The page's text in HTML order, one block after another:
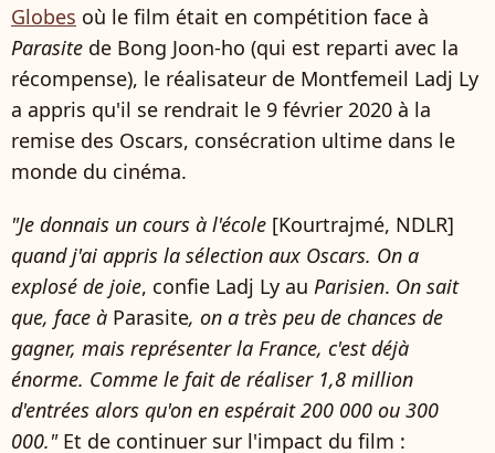
Globes où le film était en compétition face à
Parasite de Bong Joon-ho (qui est reparti avec la
récompense), le réalisateur de Montfemeil Ladj Ly
a appris qu'il se rendrait le 9 février 2020 à la
remise des Oscars, consécration ultime dans le
monde du cinéma.
"Je donnais un cours à l'école [Kourtrajmé, NDLR]
quand j'ai appris la sélection aux Oscars. On a
explosé de joie, confie Ladj Ly au Parisien. On sait
que, face à Parasite, on a très peu de chances de
gagner, mais représenter la France, c'est déjà
énorme. Comme le fait de réaliser 1,8 million
d'entrées alors qu'on en espérait 200 000 ou 300
000."Et de continuer sur l'impact du film :